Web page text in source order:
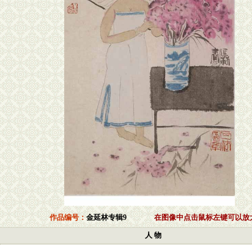
作品编号：金延林专辑9 在图像中点击鼠标左键可以放
人 物